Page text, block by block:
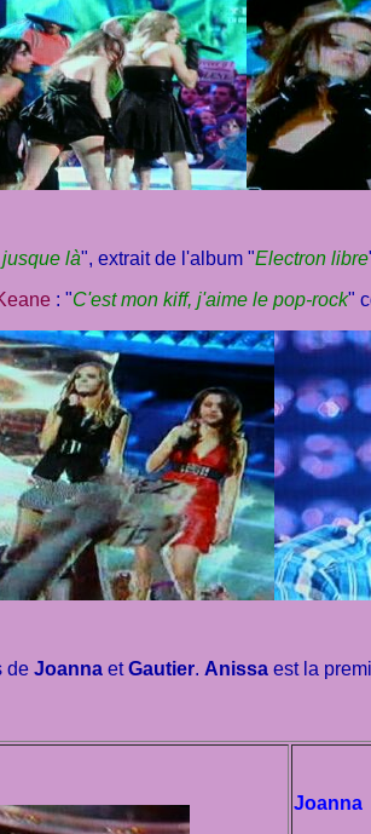
là", extrait de l'album "Electron libre
: "C'est mon kiff, j'aime le pop-rock"
de Joanna etGautier. Anissa est la
Joanna